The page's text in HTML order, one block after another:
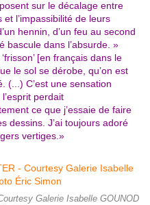
sur le décalage entre
l’impassibilité de leurs
hennin, d’un feu au second
bascule dans l’absurde. »
[en français dans le
le sol se dérobe, qu’on est
(...) C’est une sensation
perdait
ce que j’essaie de faire
dessins. J’ai toujours adoré
vertiges.»
Galerie Isabelle GOUNOD